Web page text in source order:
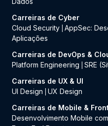
Carreiras de Cyber
Cloud Security AppSec:
Aplicações
Carreiras de DevOps &
Platform Engineering
SRE
Carreiras de UX & UI
UI Design
UX Design
Carreiras de Mobile &
Desenvolvimento Mobile